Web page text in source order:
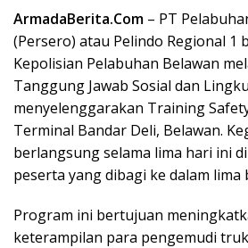
c
e
o
o
k
i
t
e
r
n
k
d
I
n
n
e
a
t
s
A
p
p
ArmadaBerita.Com – PT
(Persero) atau Pelindo Regional 1
Kepolisian Pelabuhan Belawan
Tanggung Jawab Sosial dan
menyelenggarakan Training
Terminal Bandar Deli, Belawan.
berlangsung selama lima hari ini
peserta yang dibagi ke dalam lima
Program ini bertujuan
keterampilan para pengemudi